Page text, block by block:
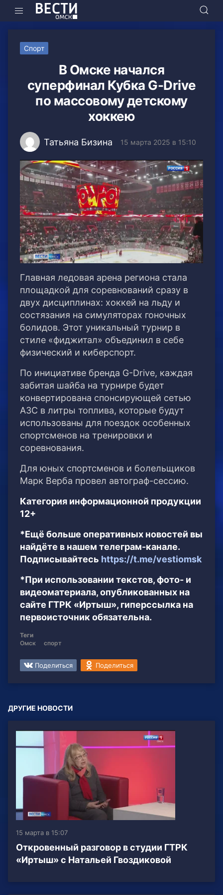
Спорт
В Омске начался
суперфинал Кубка G-Drive
по массовому детскому
хоккею
Татьяна Бизина 15 марта 2025 в 15:10
Главная ледовая арена региона стала
площадкой для соревнований сразу в
двух дисциплинах: хоккей на льду и
состязания на симуляторах гоночных
болидов. Этот уникальный турнир в
стиле «фиджитал» объединил в себе
физический и киберспорт.
По инициативе бренда G-Drive, каждая
забитая шайба на турнире будет
конвертирована спонсирующей сетью
АЗС в литры топлива, которые будут
использованы для поездок особенных
спортсменов на тренировки и
соревнования.
Для юных спортсменов и болельщиков
Марк Верба провел автограф-сессию.
Категория информационной продукции
12+
*Ещё больше оперативных новостей вы
найдёте в нашем телеграм-канале.
Подписывайтесь https://t.me/vestiomsk
*При использовании текстов, фото- и
видеоматериала, опубликованных на
сайте ГТРК «Иртыш», гиперссылка на
первоисточник обязательна.
Теги
Омск
спорт
Поделиться Поделиться
ДРУГИЕ НОВОСТИ
15 марта в 15:07
Откровенный разговор в студии ГТРК
«Иртыш» с Натальей Гвоздиковой